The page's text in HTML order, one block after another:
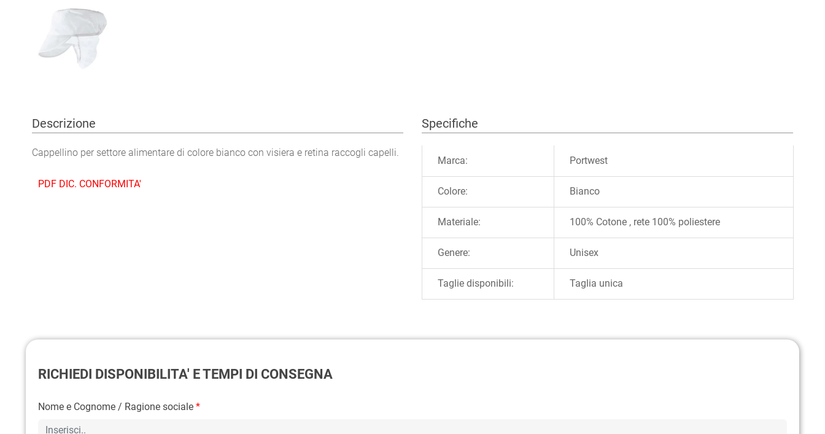
Descrizione
Cappellino per settore alimentare di colore bianco con visiera e retina raccogli capelli.
PDF DIC. CONFORMITA'
Specifiche
Marca: Portwest
Colore: Bianco
Materiale: 100% Cotone , rete 100% poliestere
Genere: Unisex
Taglie disponibili: Taglia unica
RICHIEDI DISPONIBILITA' E TEMPI DI CONSEGNA
Nome e Cognome / Ragione sociale *